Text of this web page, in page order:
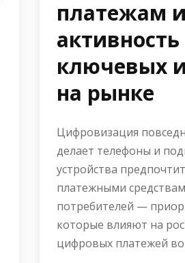
платежам и
активность
ключевых
на рынке
Цифровизация
делает телефоны и
устройства
платежными
потребителей —
которые влияют на
цифровых платежей